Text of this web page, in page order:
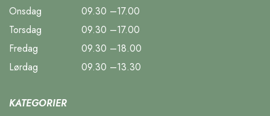
Onsdag
09.30 –17.00
Torsdag
09.30 –17.00
Fredag
09.30 –18.00
Lørdag
09.30 –13.30
KATEGORIER